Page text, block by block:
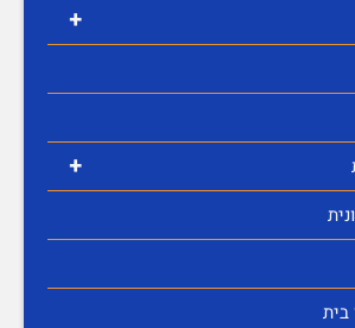
+
+
בית